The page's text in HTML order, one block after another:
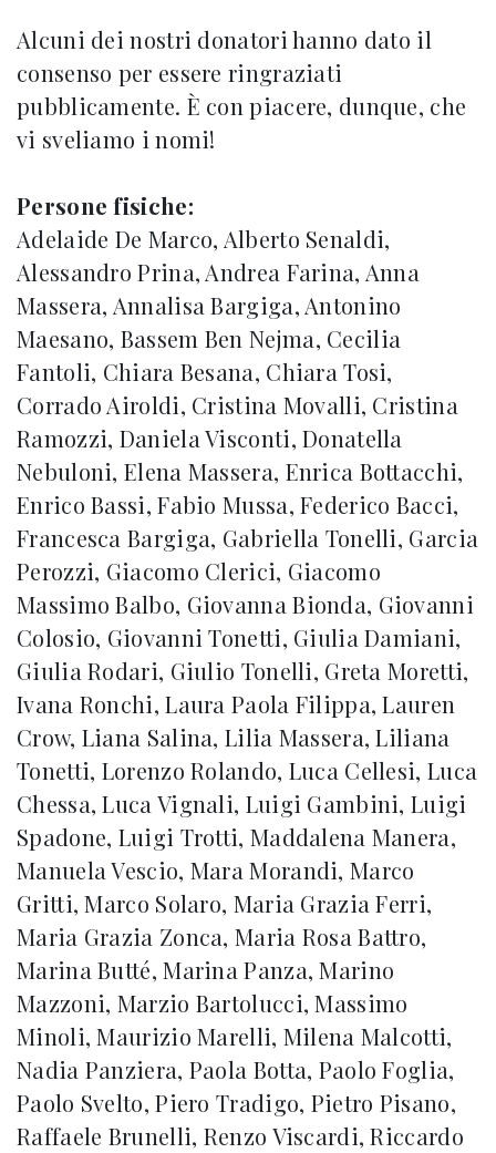
Alcuni dei nostri donatori hanno dato il
consenso per essere ringraziati
pubblicamente. È con piacere, dunque, che
vi sveliamo i nomi!
Persone fisiche:
Adelaide De Marco, Alberto Senaldi,
Alessandro Prina, Andrea Farina, Anna
Massera, Annalisa Bargiga, Antonino
Maesano, Bassem Ben Nejma, Cecilia
Fantoli, Chiara Besana, Chiara Tosi,
Corrado Airoldi, Cristina Movalli, Cristina
Ramozzi, Daniela Visconti, Donatella
Nebuloni, Elena Massera, Enrica Bottacchi,
Enrico Bassi, Fabio Mussa, Federico Bacci,
Francesca Bargiga, Gabriella Tonelli, Garcia
Perozzi, Giacomo Clerici, Giacomo
Massimo Balbo, Giovanna Bionda, Giovanni
Colosio, Giovanni Tonetti, Giulia Damiani,
Giulia Rodari, Giulio Tonelli, Greta Moretti,
Ivana Ronchi, Laura Paola Filippa, Lauren
Crow, Liana Salina, Lilia Massera, Liliana
Tonetti, Lorenzo Rolando, Luca Cellesi, Luca
Chessa, Luca Vignali, Luigi Gambini, Luigi
Spadone, Luigi Trotti, Maddalena Manera,
Manuela Vescio, Mara Morandi, Marco
Gritti, Marco Solaro, Maria Grazia Ferri,
Maria Grazia Zonca, Maria Rosa Battro,
Marina Butté, Marina Panza, Marino
Mazzoni, Marzio Bartolucci, Massimo
Minoli, Maurizio Marelli, Milena Malcotti,
Nadia Panziera, Paola Botta, Paolo Foglia,
Paolo Svelto, Piero Tradigo, Pietro Pisano,
Raffaele Brunelli, Renzo Viscardi, Riccardo